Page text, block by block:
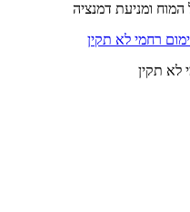
ומניעת דמנציה
לא תקין